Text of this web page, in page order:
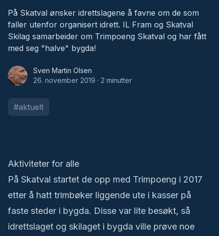
På Skatval ønsker idrettslagene å favne om de som
faller utenfor organisert idrett. IL Fram og Skatval
Skilag samarbeider om Trimpoeng Skatval og har fått
med seg "halve" bygda!
Sven Martin Olsen
Sven Martin Olsen
26. november 2019 · 2 minutter
#aktuelt
Aktiviteter for alle
På Skatval startet de opp med Trimpoeng i 2017
etter å hatt trimbøker liggende ute i kasser på
faste steder i bygda. Disse var lite besøkt, så
idrettslaget og skilaget i bygda ville prøve noe